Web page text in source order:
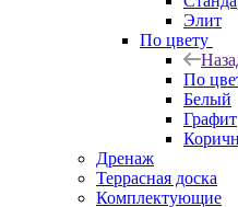
Элит
По цвету
По
Белый
Графит
Дренаж
Террасная доска
Комплектующие